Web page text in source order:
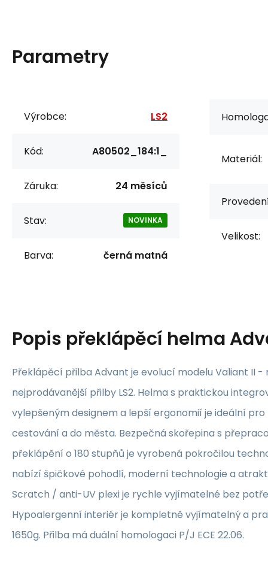
Parametry
Výrobce: LS2
Kód: A80502_184:1_
Záruka: 24 měsíců
Stav: NOVINKA
Barva: černá matná
Materiál:
Velikost:
Popis překlápěcí helma
Překlápěcí přilba Advant je evolucí modelu Valiant II -
nejprodávanější přilby LS2. Helma s praktickou
vylepšeným designem a lepší ergonomií je ideální pro
cestování a do města. Bezpečná skořepina s
překlápění o 180 stupňů je vyrobená pokročilou
nabízí špičkové pohodlí, moderní technologie a
Scratch / anti-UV plexi je rychle vyjímatelné bez
Hypoalergenní interiér je kompletně vyjímatelný a
1650g. Přilba má duální homologaci P/J ECE 22.06.